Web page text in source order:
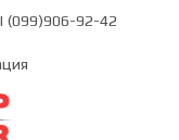
| (099)906-92-42